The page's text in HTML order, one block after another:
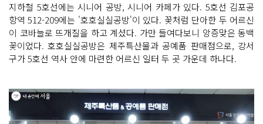
지하철 5호선에는 시니어 공방, 시니어 카페가 있다. 5호선 김포공
항역 512-209에는 '호호실실공방'이 있다. 꽃처럼 단아한 두 어르신
이 코바늘로 뜨개질을 하고 계셨다. 가만 들여다보니 앙증맞은 동백
꽃이었다. 호호실실공방은 제주특산물과 공예품 판매점으로, 강서
구가 5호선 역사 안에 마련한 어르신 일터 두 곳 가운데 하나다.